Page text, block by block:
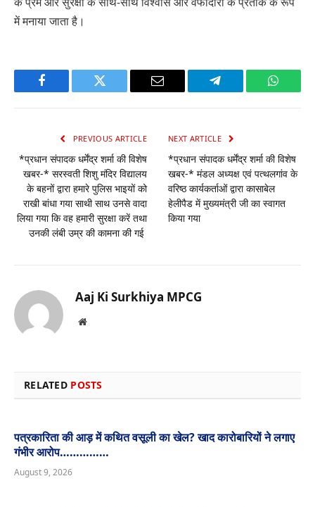
में मनाया जाता है।
Facebook Twitter Email Telegram
PREVIOUS ARTICLE
*प्रधान संपादक धर्मेंद्र शर्मा की विशेष
खबर-* सरस्वती शिशु मंदिर विद्यालय
के बहनों द्वारा हमारे पुलिस भाइयों को
राखी बांधा गया साथी साथ उनसे वादा
लिया गया कि वह हमारी सुरक्षा करें तथा
उनकी लंबी उम्र की कामना की गई
NEXT ARTICLE
*प्रधान संपादक धर्मेंद्र शर्मा की विशेष
खबर-* मंडल अध्यक्ष एवं पत्थलगांव के
वरिष्ठ कार्यकर्ताओं द्वारा कासाबेल
हेलीपैड में मुख्यमंत्री जी का स्वागत
किया गया
Aaj Ki Surkhiya MPCG
Website
RELATED POSTS
पत्रकारिता की आड़ में कथित वसूली का खेल? खाद कारोबारियों ने लगाए
गंभीर आरोप……………
August 9, 2026